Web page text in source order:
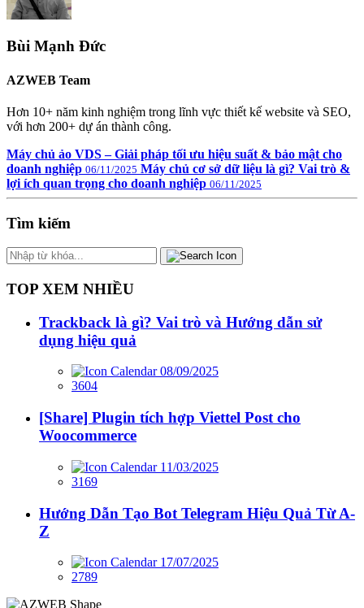
Bùi Mạnh Đức
AZWEB Team
Hơn 10+ năm kinh nghiệm trong lĩnh vực thiết kế website và SEO,
với hơn 200+ dự án thành công.
Máy chủ ảo VDS – Giải pháp tối ưu hiệu suất & bảo mật cho
doanh nghiệp 06/11/2025 Máy chủ cơ sở dữ liệu là gì? Vai trò &
lợi ích quan trọng cho doanh nghiệp 06/11/2025
Tìm kiếm
TOP XEM NHIỀU
Trackback là gì? Vai trò và Hướng dẫn sử
dụng hiệu quả
08/09/2025
3604
[Share] Plugin tích hợp Viettel Post cho
Woocommerce
11/03/2025
3169
Hướng Dẫn Tạo Bot Telegram Hiệu Quả Từ A-
Z
17/07/2025
2789